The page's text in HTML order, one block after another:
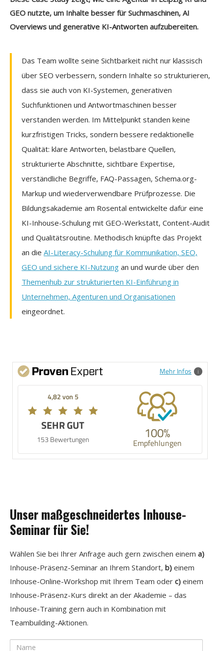
GEO nutzte, um Inhalte besser für Suchmaschinen, AI
Overviews und generative KI-Antworten aufzubereiten.
Das Team wollte seine Sichtbarkeit nicht nur klassisch
über SEO verbessern, sondern Inhalte so strukturieren,
dass sie auch von KI-Systemen, generativen
Suchfunktionen und Antwortmaschinen besser
verstanden werden. Im Mittelpunkt standen keine
kurzfristigen Tricks, sondern bessere redaktionelle
Qualität: klare Antworten, belastbare Quellen,
strukturierte Abschnitte, sichtbare Expertise,
verständliche Begriffe, FAQ-Passagen, Schema.org-
Markup und wiederverwendbare Prüfprozesse. Die
Bildungsakademie am Rosental entwickelte dafür eine
KI-Inhouse-Schulung mit GEO-Werkstatt, Content-Audit
und Qualitätsroutine. Methodisch knüpfte das Projekt
an die AI-Literacy-Schulung für Kommunikation, SEO,
GEO und sichere KI-Nutzung an und wurde über den
Themenhub zur strukturierten KI-Einführung in
Unternehmen, Agenturen und Organisationen
eingeordnet.
Mehr Infos
4,82 von 5
SEHR GUT
153 Bewertungen 100%
Empfehlungen
Unser maßgeschneidertes Inhouse-
Seminar für Sie!
Wählen Sie bei Ihrer Anfrage auch gern zwischen einem a)
Inhouse-Präsenz-Seminar an Ihrem Standort, b) einem
Inhouse-Online-Workshop mit Ihrem Team oder c) einem
Inhouse-Präsenz-Kurs direkt an der Akademie – das
Inhouse-Training gern auch in Kombination mit
Teambuilding-Aktionen.
Name